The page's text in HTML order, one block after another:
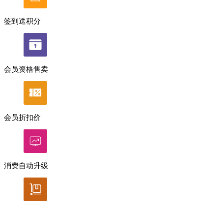
签到送积分
会员资格售卖
会员折扣价
消费自动升级